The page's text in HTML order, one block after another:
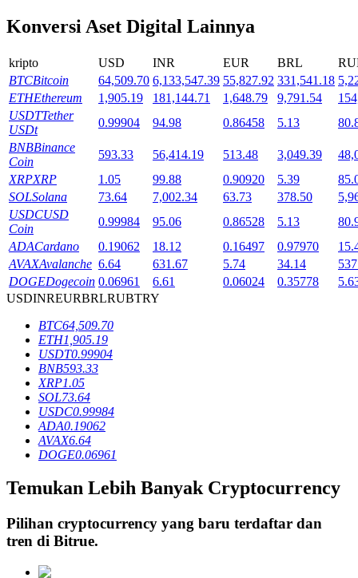
Launchpool
Staking fleksibel untuk mendapatkan token populer
Penguncian BTR
Investasi eksklusif untuk pemegang BTR
Pinjaman
Layanan pinjaman yang didukung Crypto
Konversi Aset Digital Lainnya
kripto USD INR EUR BRL
BTCBitcoin 64,509.70 6,133,547.39 55,827.92 331,541.18
ETHEthereum 1,905.19 181,144.71 1,648.79 9,791.54
USDTTether
USDt
0.99904 94.98 0.86458 5.13
BNBBinance
Coin
593.33 56,414.19 513.48 3,049.39
XRPXRP 1.05 99.88 0.90920 5.39
SOLSolana 73.64 7,002.34 63.73 378.50
USDCUSD
Coin
0.99984 95.06 0.86528 5.13
ADACardano 0.19062 18.12 0.16497 0.97970
AVAXAvalanche 6.64 631.67 5.74 34.14
DOGEDogecoin 0.06961 6.61 0.06024 0.35778
USDINREURBRLRUBTRY
BTC64,509.70
ETH1,905.19
USDT0.99904
BNB593.33
XRP1.05
SOL73.64
USDC0.99984
ADA0.19062
AVAX6.64
DOGE0.06961
Temukan Lebih Banyak Cryptocurrency
Pilihan cryptocurrency yang baru terdaftar dan
tren di Bitrue.